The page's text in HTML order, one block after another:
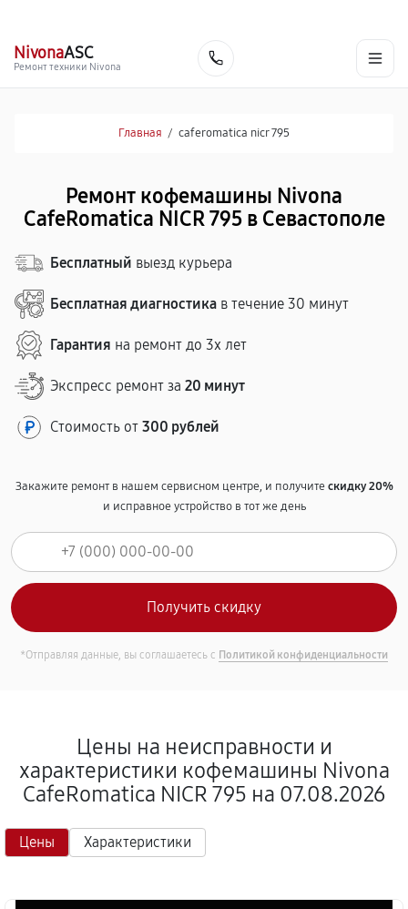
NivonaASC
Ремонт техники Nivona
Главная / caferomatica nicr 795
Ремонт кофемашины Nivona
CafeRomatica NICR 795 в Севастополе
Бесплатный выезд курьера
Бесплатная диагностика в течение 30 минут
Гарантия на ремонт до 3х лет
Экспресс ремонт за 20 минут
Стоимость от 300 рублей
Закажите ремонт в нашем сервисном центре, и получитескидку 20%
и исправное устройство в тот же день
*Отправляя данные, вы соглашаетесь с Политикой конфиденциальности
Цены на неисправности и
характеристики кофемашины Nivona
CafeRomatica NICR 795 на 07.08.2026
Цены Характеристики